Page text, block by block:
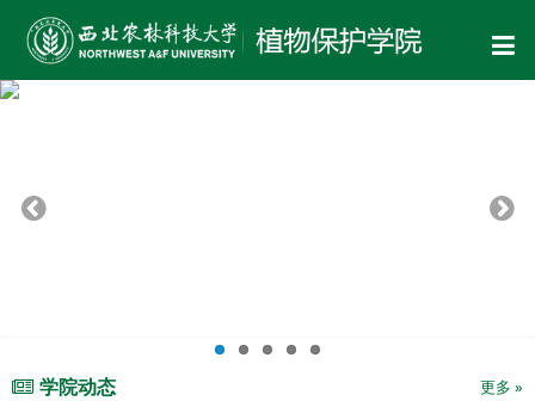
学院动态 更多 »